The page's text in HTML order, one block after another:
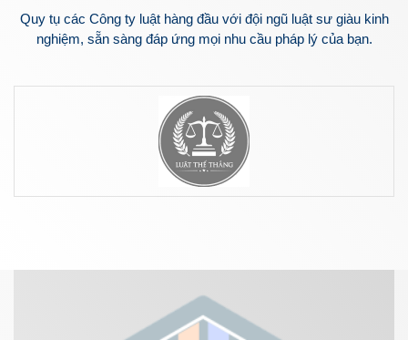
Quy tụ các Công ty luật hàng đầu với đội ngũ luật sư giàu kinh
nghiệm, sẵn sàng đáp ứng mọi nhu cầu pháp lý của bạn.